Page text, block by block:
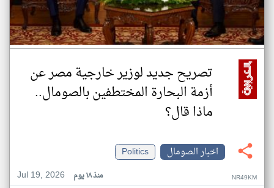
تصريح جديد لوزير خارجية مصر عن
أزمة البحارة المختطفين بالصومال..
ماذا قال؟
اخبار الصومال
Politics
Jul 19, 2026
منذ ١٨ يوم NR49KM